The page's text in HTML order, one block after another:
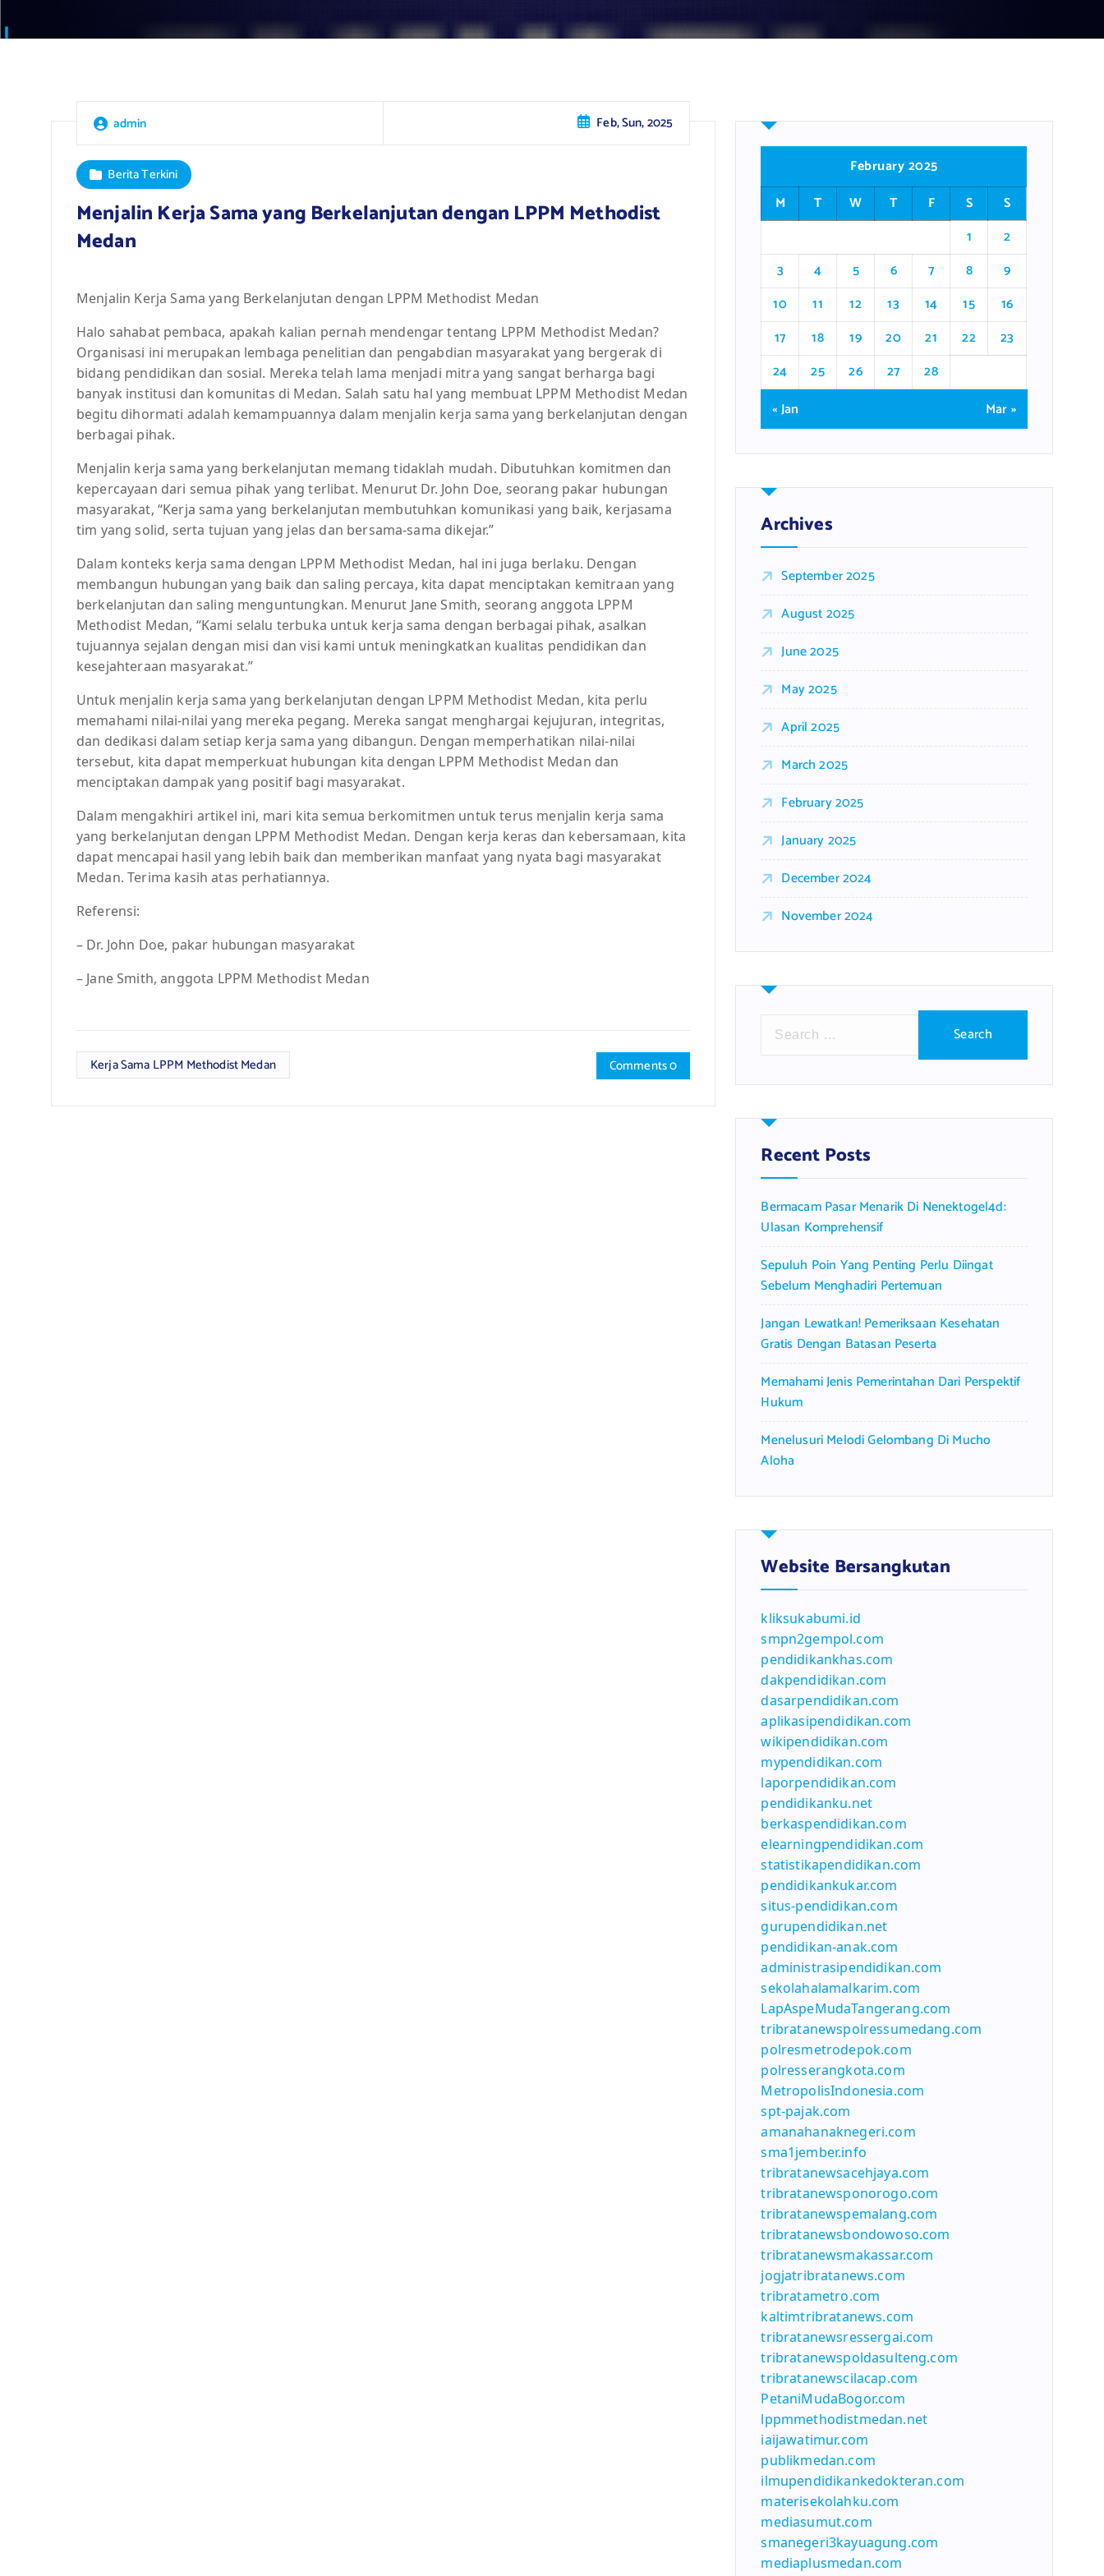
admin Feb, Sun, 2025
Berita Terkini
Menjalin Kerja Sama yang Berkelanjutan dengan LPPM Methodist
Medan
Menjalin Kerja Sama yang Berkelanjutan dengan LPPM Methodist Medan
Halo sahabat pembaca, apakah kalian pernah mendengar tentang LPPM Methodist Medan?
Organisasi ini merupakan lembaga penelitian dan pengabdian masyarakat yang bergerak di
bidang pendidikan dan sosial. Mereka telah lama menjadi mitra yang sangat berharga bagi
banyak institusi dan komunitas di Medan. Salah satu hal yang membuat LPPM Methodist Medan
begitu dihormati adalah kemampuannya dalam menjalin kerja sama yang berkelanjutan dengan
berbagai pihak.
Menjalin kerja sama yang berkelanjutan memang tidaklah mudah. Dibutuhkan komitmen dan
kepercayaan dari semua pihak yang terlibat. Menurut Dr. John Doe, seorang pakar hubungan
masyarakat, “Kerja sama yang berkelanjutan membutuhkan komunikasi yang baik, kerjasama
tim yang solid, serta tujuan yang jelas dan bersama-sama dikejar.”
Dalam konteks kerja sama dengan LPPM Methodist Medan, hal ini juga berlaku. Dengan
membangun hubungan yang baik dan saling percaya, kita dapat menciptakan kemitraan yang
berkelanjutan dan saling menguntungkan. Menurut Jane Smith, seorang anggota LPPM
Methodist Medan, “Kami selalu terbuka untuk kerja sama dengan berbagai pihak, asalkan
tujuannya sejalan dengan misi dan visi kami untuk meningkatkan kualitas pendidikan dan
kesejahteraan masyarakat.”
Untuk menjalin kerja sama yang berkelanjutan dengan LPPM Methodist Medan, kita perlu
memahami nilai-nilai yang mereka pegang. Mereka sangat menghargai kejujuran, integritas,
dan dedikasi dalam setiap kerja sama yang dibangun. Dengan memperhatikan nilai-nilai
tersebut, kita dapat memperkuat hubungan kita dengan LPPM Methodist Medan dan
menciptakan dampak yang positif bagi masyarakat.
Dalam mengakhiri artikel ini, mari kita semua berkomitmen untuk terus menjalin kerja sama
yang berkelanjutan dengan LPPM Methodist Medan. Dengan kerja keras dan kebersamaan, kita
dapat mencapai hasil yang lebih baik dan memberikan manfaat yang nyata bagi masyarakat
Medan. Terima kasih atas perhatiannya.
Referensi:
– Dr. John Doe, pakar hubungan masyarakat
– Jane Smith, anggota LPPM Methodist Medan
Kerja Sama LPPM Methodist Medan Comments 0
February 2025
M
T W T F S
S
1
2
3
4 5 6 7 8
9
10
11 12 13 14 15
16
17
18 19 20 21 22
23
24
25 26 27
28
« Jan
Mar »
Archives
September 2025
August 2025
June 2025
May 2025
April 2025
March 2025
February 2025
January 2025
December 2024
November 2024
r
h
f
o
:
Recent Posts
Bermacam Pasar Menarik Di Nenektogel4d:
Ulasan Komprehensif
Sepuluh Poin Yang Penting Perlu Diingat
Sebelum Menghadiri Pertemuan
Jangan Lewatkan! Pemeriksaan Kesehatan
Gratis Dengan Batasan Peserta
Memahami Jenis Pemerintahan Dari Perspektif
Hukum
Menelusuri Melodi Gelombang Di Mucho
Aloha
Website Bersangkutan
kliksukabumi.id
smpn2gempol.com
pendidikankhas.com
dakpendidikan.com
dasarpendidikan.com
aplikasipendidikan.com
wikipendidikan.com
mypendidikan.com
laporpendidikan.com
pendidikanku.net
berkaspendidikan.com
elearningpendidikan.com
statistikapendidikan.com
pendidikankukar.com
situs-pendidikan.com
gurupendidikan.net
pendidikan-anak.com
administrasipendidikan.com
sekolahalamalkarim.com
LapAspeMudaTangerang.com
tribratanewspolressumedang.com
polresmetrodepok.com
polresserangkota.com
MetropolisIndonesia.com
spt-pajak.com
amanahanaknegeri.com
sma1jember.info
tribratanewsacehjaya.com
tribratanewsponorogo.com
tribratanewspemalang.com
tribratanewsbondowoso.com
tribratanewsmakassar.com
jogjatribratanews.com
tribratametro.com
kaltimtribratanews.com
tribratanewsressergai.com
tribratanewspoldasulteng.com
tribratanewscilacap.com
PetaniMudaBogor.com
lppmmethodistmedan.net
iaijawatimur.com
publikmedan.com
ilmupendidikankedokteran.com
materisekolahku.com
mediasumut.com
smanegeri3kayuagung.com
mediaplusmedan.com